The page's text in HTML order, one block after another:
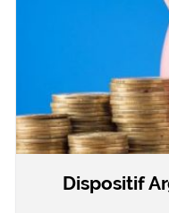
Dispositif